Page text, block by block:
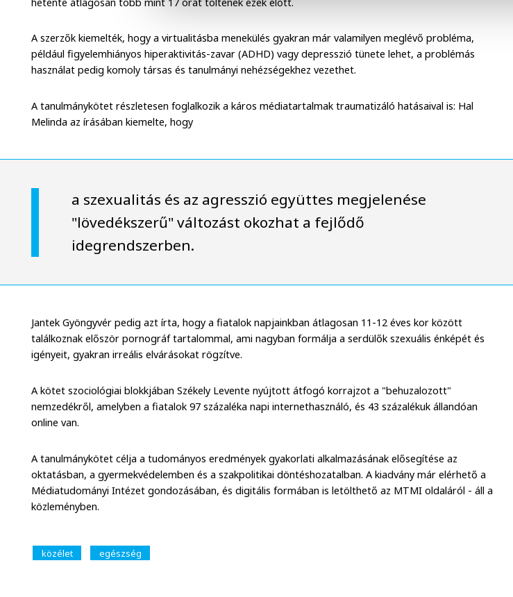
A szerzők kiemelték, hogy a virtualitásba menekülés gyakran már valamilyen meglévő probléma,
például figyelemhiányos hiperaktivitás-zavar (ADHD) vagy depresszió tünete lehet, a problémás
használat pedig komoly társas és tanulmányi nehézségekhez vezethet.
A tanulmánykötet részletesen foglalkozik a káros médiatartalmak traumatizáló hatásaival is: Hal
Melinda az írásában kiemelte, hogy
a szexualitás és az agresszió együttes megjelenése
"lövedékszerű" változást okozhat a fejlődő
idegrendszerben.
Jantek Gyöngyvér pedig azt írta, hogy a fiatalok napjainkban átlagosan 11-12 éves kor között
találkoznak először pornográf tartalommal, ami nagyban formálja a serdülők szexuális énképét és
igényeit, gyakran irreális elvárásokat rögzítve.
A kötet szociológiai blokkjában Székely Levente nyújtott átfogó korrajzot a "behuzalozott"
nemzedékről, amelyben a fiatalok 97 százaléka napi internethasználó, és 43 százalékuk állandóan
online van.
A tanulmánykötet célja a tudományos eredmények gyakorlati alkalmazásának elősegítése az
oktatásban, a gyermekvédelemben és a szakpolitikai döntéshozatalban. A kiadvány már elérhető a
Médiatudományi Intézet gondozásában, és digitális formában is letölthető az MTMI oldaláról - áll a
közleményben.
közélet egészség